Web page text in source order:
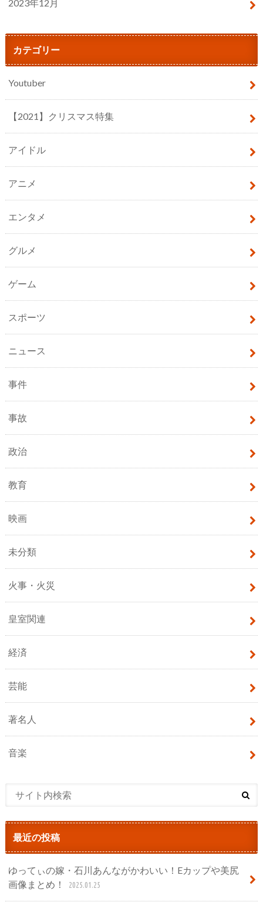
2023年12月
カテゴリー
Youtuber
【2021】クリスマス特集
アイドル
アニメ
エンタメ
グルメ
ゲーム
スポーツ
ニュース
事件
事故
政治
教育
映画
未分類
火事・火災
皇室関連
経済
芸能
著名人
音楽
最近の投稿
ゆってぃの嫁・石川あんながかわいい！Eカップや美尻
画像まとめ！
2025.01.25